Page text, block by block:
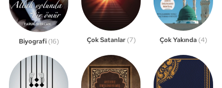
Biyografi (16) Çok Satanlar (7) Çok Yakında (4)